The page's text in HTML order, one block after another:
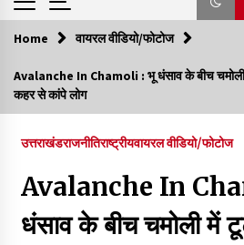
Trending Now
कार्यक्रम में शामिल हुए
December 18, 2023
Thought Of The Day 7
September 7, 2023
Home वायरल वीडियो/फोटोज
Avalanche In Chamoli : भू धंसाव के बीच चमोली
कहर से कांपे लोग
उत्तराखंडराजनीतिराष्ट्रीयवायरल वीडियो/फोटोज
Avalanche In
धंसाव के बीच चमोली में